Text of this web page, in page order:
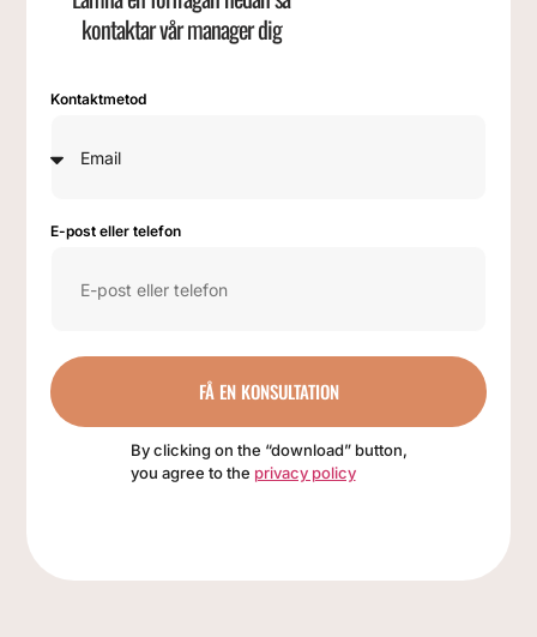
kontaktar vår manager dig
Kontaktmetod
E-post eller telefon
FÅ EN KONSULTATION
By clicking on the “download” button,
you agree to the privacy policy